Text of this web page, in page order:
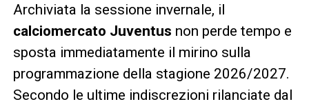
Archiviata la sessione invernale, il
calciomercato Juventus non perde tempo e
sposta immediatamente il mirino sulla
programmazione della stagione 2026/2027.
Secondo le ultime indiscrezioni rilanciate dal